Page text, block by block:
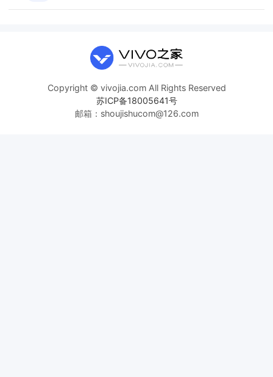
Copyright © vivojia.com All Rights Reserved
苏ICP备18005641号
邮箱：shoujishucom@126.com